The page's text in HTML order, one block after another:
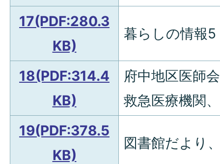
17(PDF:280.3
KB)
暮らしの情報5
18(PDF:314.4
KB)
府中地区医師
救急医療機関
19(PDF:378.5
KB)
図書館だより